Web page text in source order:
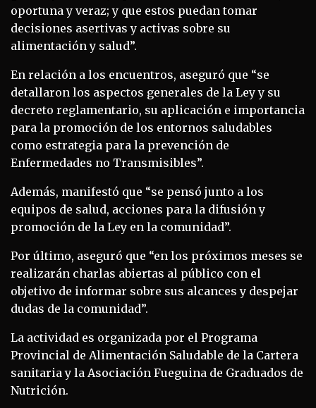
oportuna y veraz; y que estos puedan tomar
decisiones asertivas y activas sobre su
alimentación y salud”.
En relación a los encuentros, aseguró que “se
detallaron los aspectos generales de la Ley y su
decreto reglamentario, su aplicación e importancia
para la promoción de los entornos saludables
como estrategia para la prevención de
Enfermedades no Transmisibles”.
Además, manifestó que “se pensó junto a los
equipos de salud, acciones para la difusión y
promoción de la Ley en la comunidad”.
Por último, aseguró que “en los próximos meses se
realizarán charlas abiertas al público con el
objetivo de informar sobre sus alcances y despejar
dudas de la comunidad”.
La actividad es organizada por el Programa
Provincial de Alimentación Saludable de la Cartera
sanitaria y la Asociación Fueguina de Graduados de
Nutrición.